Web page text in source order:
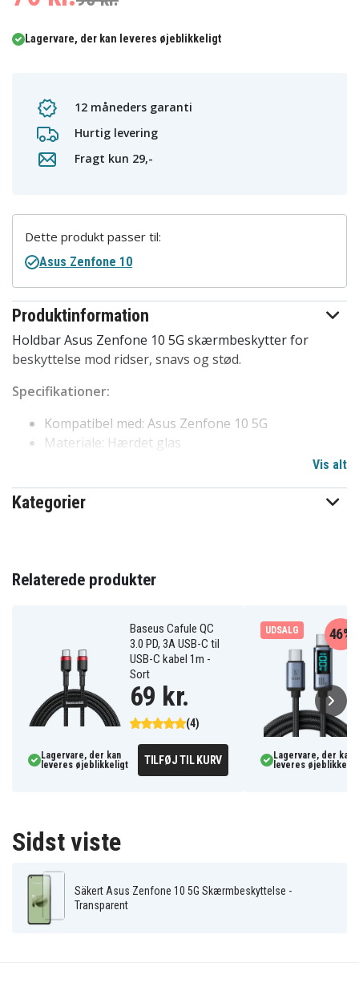
Lagervare, der kan leveres øjeblikkeligt
12 måneders garanti
Hurtig levering
Fragt kun 29,-
Produktinformation
Holdbar Asus Zenfone 10 5G skærmbeskytter for
beskyttelse mod ridser, snavs og stød.
Specifikationer:
Kompatibel med: Asus Zenfone 10 5G
Materiale: Hærdet glas
Artikkelnr
Farve Transparent
Vis alt
Kategorier
Dette produkt passer til:
Asus Zenfone 10
Relaterede produkter
Baseus Cafule QC
3.0 PD, 3A USB-C til
USB-C kabel 1m -
Sort
(4)
69 kr.
Lagervare, der kan
leveres øjeblikkeligt
TILFØJ TIL KURV
UDSALG 46%
Lagervare, der kan
leveres
Sidst viste
Säkert Asus Zenfone 10 5G Skærmbeskyttelse -
Transparent